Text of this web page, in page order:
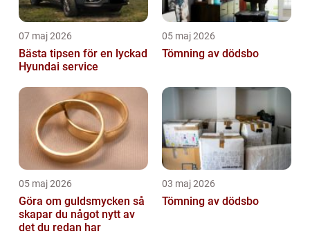
07 maj 2026
Bästa tipsen för en lyckad
Hyundai service
05 maj 2026
Tömning av dödsbo
05 maj 2026
Göra om guldsmycken så
skapar du något nytt av
det du redan har
03 maj 2026
Tömning av dödsbo